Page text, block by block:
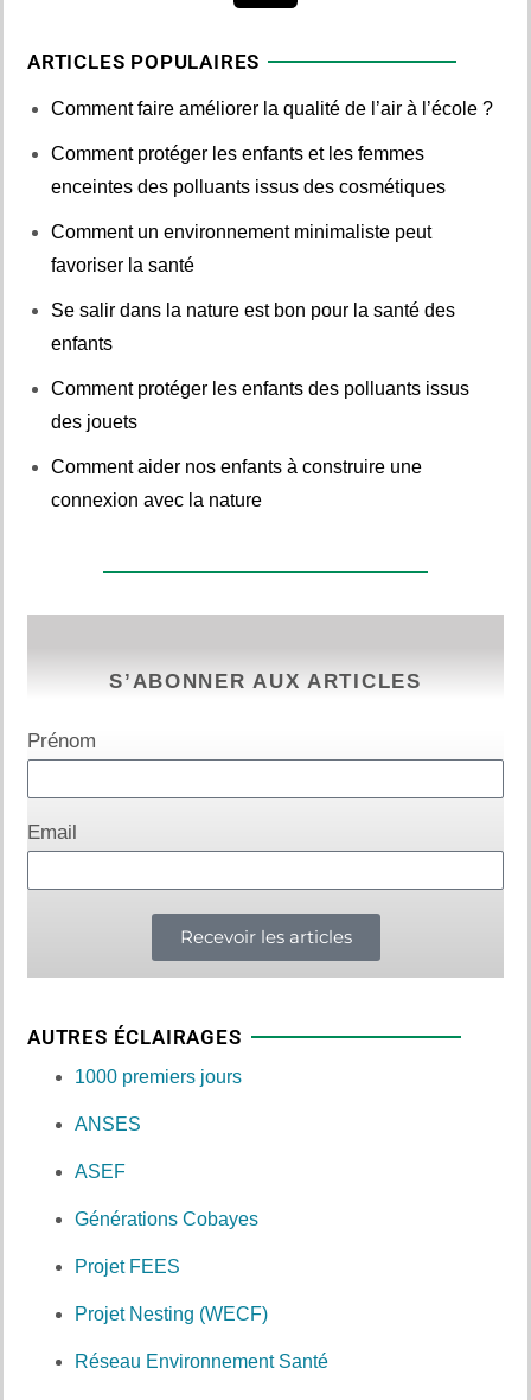
ARTICLES POPULAIRES
Comment faire améliorer la qualité de l’air à l’école ?
Comment protéger les enfants et les femmes
enceintes des polluants issus des cosmétiques
Comment un environnement minimaliste peut
favoriser la santé
Se salir dans la nature est bon pour la santé des
enfants
Comment protéger les enfants des polluants issus
des jouets
Comment aider nos enfants à construire une
connexion avec la nature
S’ABONNER AUX ARTICLES
Prénom
Email
Recevoir les articles
AUTRES ÉCLAIRAGES
1000 premiers jours
ANSES
ASEF
Générations Cobayes
Projet FEES
Projet Nesting (WECF)
Réseau Environnement Santé